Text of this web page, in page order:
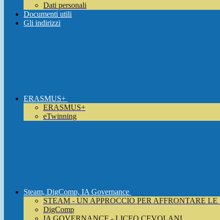
Dati personali
Documenti utili
Gli indirizzi
ERASMUS+
ERASMUS+
eTwinning
Steam, DigComp, IA Governance
STEAM - UN APPROCCIO PER AFFRONTARE
DigComp